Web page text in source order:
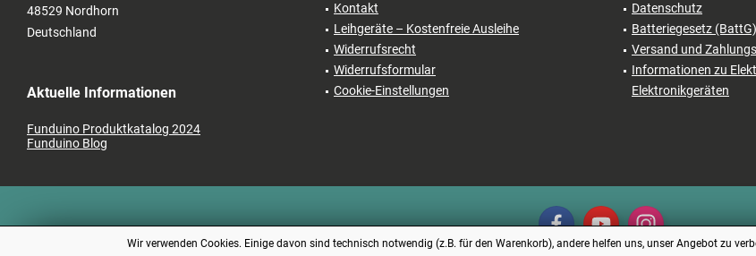
48529 Nordhorn
Deutschland
Aktuelle Informationen
Funduino Produktkatalog 2024
Funduino Blog
Kontakt
Leihgeräte – Kostenfreie Ausleihe
Widerrufsrecht
Widerrufsformular
Cookie-Einstellungen
Datenschutz
Batteriegesetz (BattG)
Versand und
Informationen zu
Elektronikgeräten
Wir verwenden Cookies. Einige davon sind technisch notwendig (z.B. für den Warenkorb), andere helfen uns, unser Angebot zu